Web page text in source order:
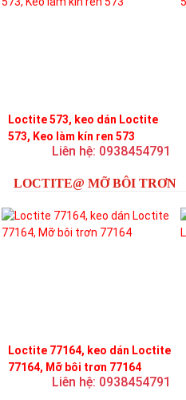
Loctite 573, keo dán Loctite
573, Keo làm kín ren 573
Liên hệ: 0938454791
LOCTITE@ MỠ BÔI TRƠN
Loctite 77164, keo dán Loctite
77164, Mỡ bôi trơn 77164
Liên hệ: 0938454791